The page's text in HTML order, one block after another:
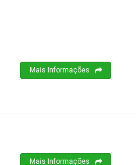
Mais Informações
Mais Informações